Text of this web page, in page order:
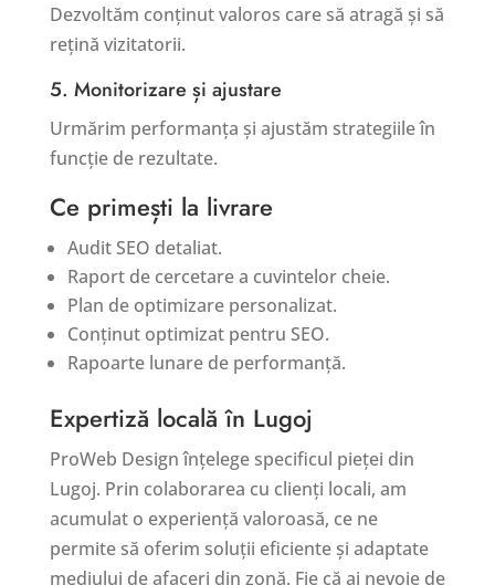
Dezvoltăm conținut valoros care să atragă și să
rețină vizitatorii.
5. Monitorizare și ajustare
Urmărim performanța și ajustăm strategiile în
funcție de rezultate.
Ce primești la livrare
Audit SEO detaliat.
Raport de cercetare a cuvintelor cheie.
Plan de optimizare personalizat.
Conținut optimizat pentru SEO.
Rapoarte lunare de performanță.
Expertiză locală în Lugoj
ProWeb Design înțelege specificul pieței din
Lugoj. Prin colaborarea cu clienți locali, am
acumulat o experiență valoroasă, ce ne
permite să oferim soluții eficiente și adaptate
mediului de afaceri din zonă. Fie că ai nevoie de